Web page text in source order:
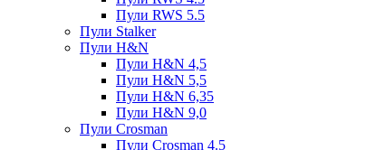
Пули RWS 5.5
Пули Stalker
Пули H&N
Пули H&N 4,5
Пули H&N 5,5
Пули H&N 6,35
Пули H&N 9,0
Пули Crosman
Пули Crosman 4.5